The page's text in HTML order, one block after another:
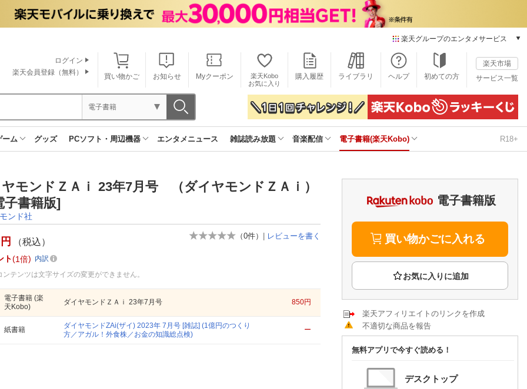
楽天グループのエンタメサービス
本/ゲーム/CD/DVD
楽天ブックス
電子書籍
楽天Kobo
雑誌読み放題
楽天ミュージック
楽天TV
動画配信ガイド
Rakuten PLAY
Rチャンネル
楽天チケット
エンタメニュース
推し楽
買い物かご お知らせ Myクーポン
楽天Kobo
お気に入り
購入履歴 ライブラリ ヘルプ 初めての方
楽天市場
サービス一覧
ログイン
楽天会員登録（無料）
電子書籍
ーム グッズ PCソフト・周辺機器 エンタメニュース 雑誌読み放題 音楽配信 電子書籍(楽天Kobo) R18+
モンドＺＡｉ 23年7月号 （ダイヤモンドＺＡｉ）
書籍版]
ンド社
（0件） | レビューを書く
円 （税込）
ト 1倍
内訳
テンツは文字サイズの変更ができません。
電子書籍 (楽
天Kobo)
ダイヤモンドＺＡｉ 23年7月号 850円
紙書籍
ダイヤモンドZAi(ザイ) 2023年 7月号 [雑誌] (1億円のつくり
方／アガル！外食株／お金の知識総点検)
ー
電子書籍版
買い物かごに入れる
楽天アフィリエイトのリンクを作成
不適切な商品を報告
無料アプリで今すぐ読める！
デスクトップ